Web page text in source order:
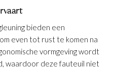
bieden een
even tot rust te komen na
vormgeving wordt
waardoor deze fauteuil niet